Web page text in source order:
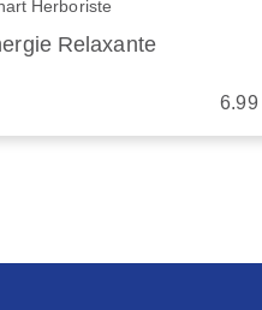
Relaxante
6.99